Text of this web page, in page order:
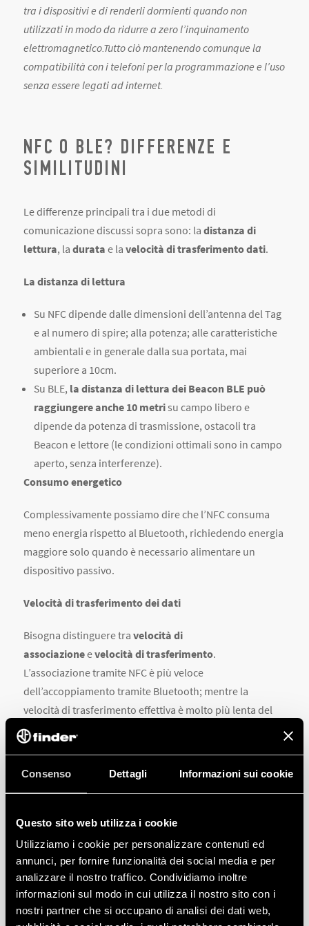
Consenso Dettagli Informazioni sui cookie
Questo sito web utilizza i cookie
Utilizziamo i cookie per personalizzare contenuti ed
annunci, per fornire funzionalità dei social media e per
analizzare il nostro traffico. Condividiamo inoltre
informazioni sul modo in cui utilizza il nostro sito con i
nostri partner che si occupano di analisi dei dati web,
tra i dispositivi e di renderli dormienti quando non
utilizzati in modo da ridurre a zero l’inquinamento
elettromagnetico.Tutto ciò mantenendo comunque la
compatibilità con i telefoni per la programmazione e l’uso
senza essere legati ad internet.
NFC O BLE? DIFFERENZE E
SIMILITUDINI
Le differenze principali tra i due metodi di
comunicazione discussi sopra sono: la distanza di
lettura, la durata e la velocità di trasferimento dati.
La distanza di lettura
Su NFC dipende dalle dimensioni dell’antenna del Tag
e al numero di spire; alla potenza; alle caratteristiche
ambientali e in generale dalla sua portata, mai
superiore a 10cm.
Su BLE, la distanza di lettura dei Beacon BLE può
raggiungere anche 10 metrisu campo libero e
dipende da potenza di trasmissione, ostacoli tra
Beacon e lettore (le condizioni ottimali sono in campo
aperto, senza interferenze).
Consumo energetico
Complessivamente possiamo dire che l’NFC consuma
meno energia rispetto al Bluetooth, richiedendo energia
maggiore solo quando è necessario alimentare un
dispositivo passivo.
Velocità di trasferimento dei dati
Bisogna distinguere tra velocità di
associazioneevelocità di trasferimento.
L’associazione tramite NFC è più veloce
dell’accoppiamento tramite Bluetooth; mentre la
velocità di trasferimento effettiva è molto più lenta del
Bluetooth. L’NFC risulta quindi più utile quando è
necessario condividere piccole quantità di dati come file
programmazione di un dispositivo.
ampia di connettività, smartphone, altoparlanti cuffie,
televisori e vari dispositivihi tech.
FINDER TOOLBOX, LA SOLUZIONE